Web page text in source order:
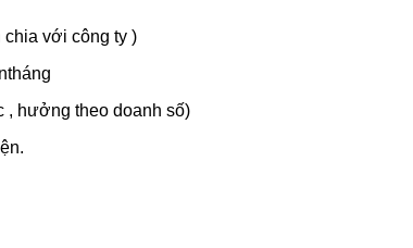
với công ty )
, hưởng theo doanh số)